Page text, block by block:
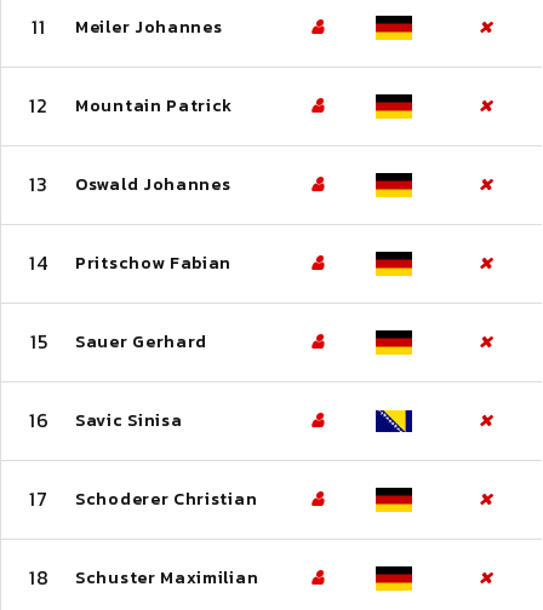
11 Meiler Johannes
12 Mountain Patrick
13 Oswald Johannes
14 Pritschow Fabian
15 Sauer Gerhard
16 Savic Sinisa
17 Schoderer Christian
18 Schuster Maximilian